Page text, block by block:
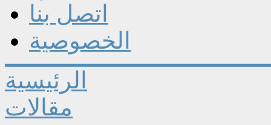
اتصل بنا
الخصوصية
الرئيسية
مقالات